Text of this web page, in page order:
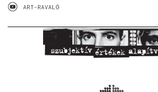
ART-RAVALÓ